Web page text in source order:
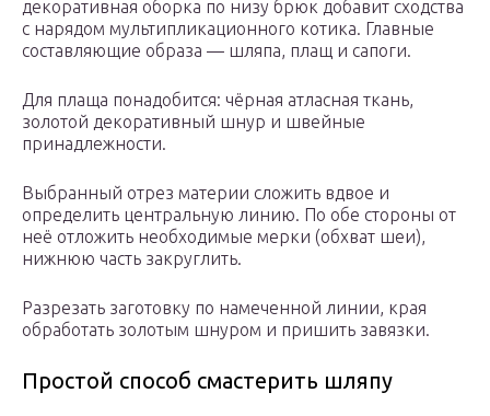
декоративная оборка по низу брюк добавит сходства
с нарядом мультипликационного котика. Главные
составляющие образа — шляпа, плащ и сапоги.
Для плаща понадобится: чёрная атласная ткань,
золотой декоративный шнур и швейные
принадлежности.
Выбранный отрез материи сложить вдвое и
определить центральную линию. По обе стороны от
неё отложить необходимые мерки (обхват шеи),
нижнюю часть закруглить.
Разрезать заготовку по намеченной линии, края
обработать золотым шнуром и пришить завязки.
Простой способ смастерить шляпу